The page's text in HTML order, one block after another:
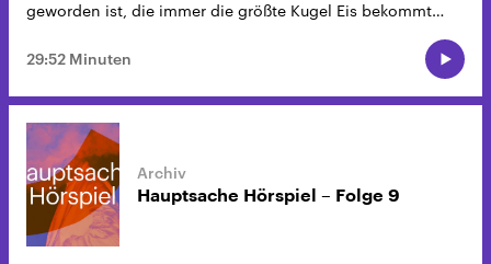
geworden ist, die immer die größte Kugel Eis bekommt…
29:52 Minuten
Hauptsache Hörspiel – Folge 9